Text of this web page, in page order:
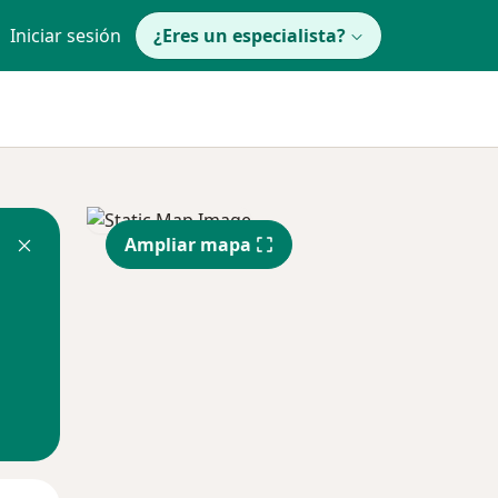
Iniciar sesión ¿Eres un especialista?
Ampliar mapa